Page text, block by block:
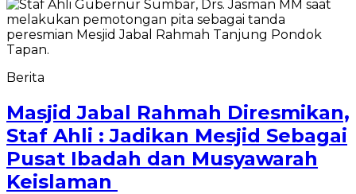
Berita
Masjid Jabal Rahmah Diresmikan,
Staf Ahli : Jadikan Mesjid Sebagai
Pusat Ibadah dan Musyawarah
Keislaman